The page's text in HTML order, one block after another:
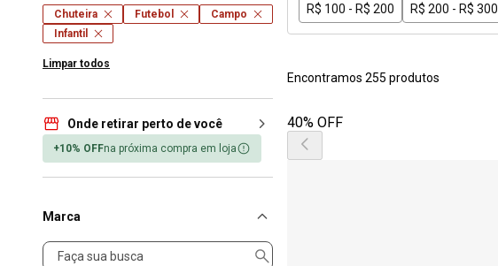
Chuteira Futebol
Campo
Infantil
Limpar todos
Onde retirar perto de você
+10% OFFna próxima compra em loja
Marca
Marca
R$ 100 - R$ 200
R$ 200 - R$ 300
Encontramos 255 produtos
40% OFF